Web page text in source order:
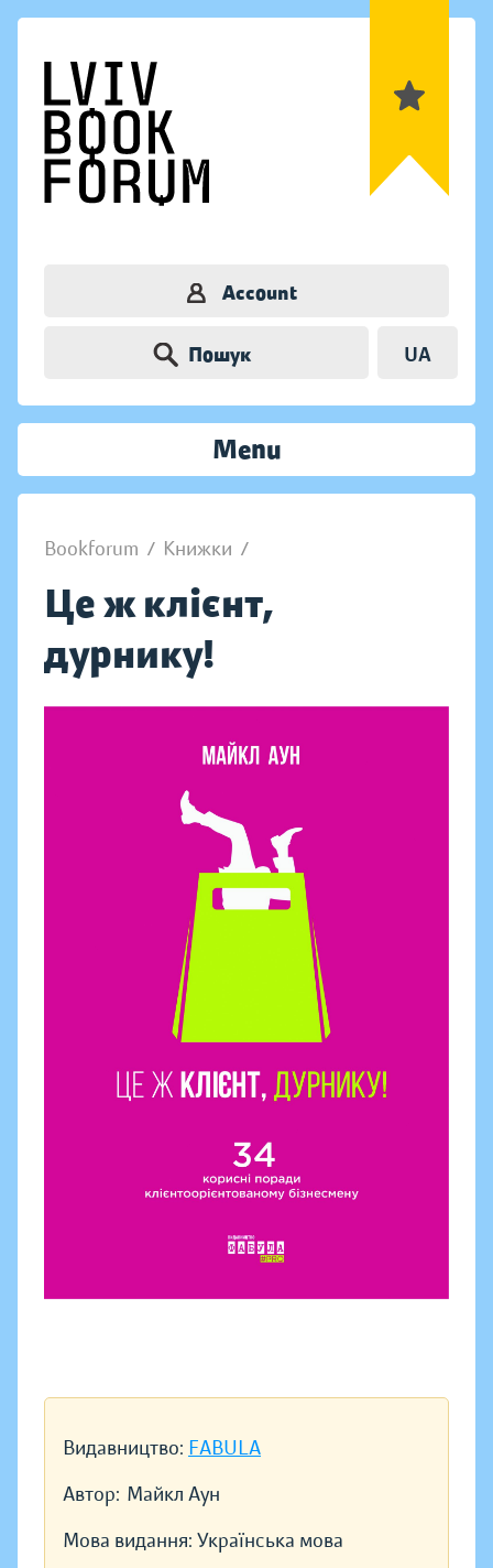
Account
Пошук UA
Menu
Bookforum / Книжки /
Це ж клієнт,
дурнику!
Видавництво: FABULA
Автор: Майкл Аун
Мова видання: Українська мова